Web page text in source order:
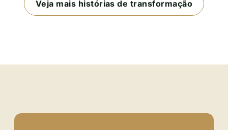
Veja mais histórias de transformação